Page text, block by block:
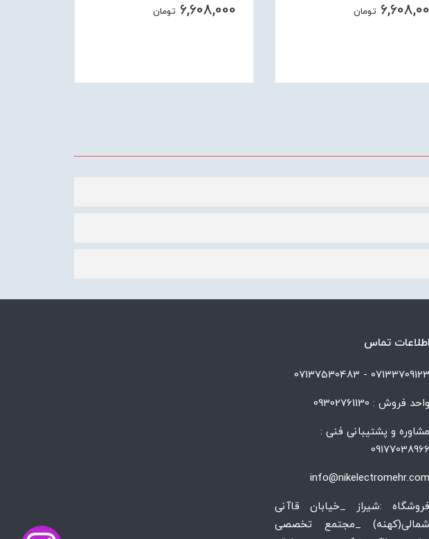
تومان 6,608,000 تومان
اطلاعات تماس
07133709123 - 07137530483
واحد فروش : 09302761130
مشاوره و پشتیبانی فنی :
09177038966
info@nikelectromehr.com
فروشگاه :شیراز _خیابان قاآنی
شمالی(کهنه) _مجتمع تخصصی